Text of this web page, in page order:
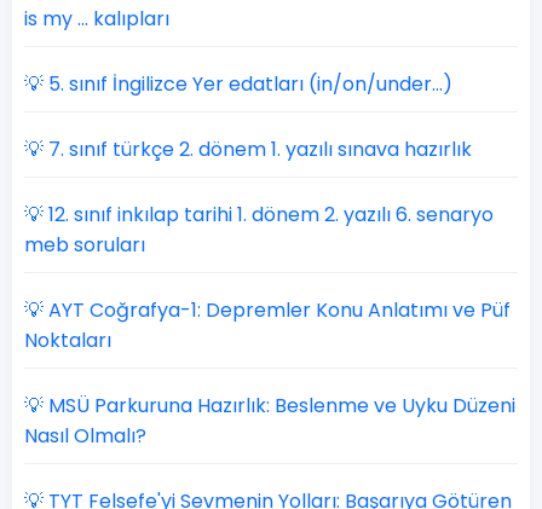
is my ... kalıpları
💡 5. sınıf İngilizce Yer edatları (in/on/under...)
💡 7. sınıf türkçe 2. dönem 1. yazılı sınava hazırlık
💡 12. sınıf inkılap tarihi 1. dönem 2. yazılı 6. senaryo
meb soruları
💡 AYT Coğrafya-1: Depremler Konu Anlatımı ve Püf
Noktaları
💡 MSÜ Parkuruna Hazırlık: Beslenme ve Uyku Düzeni
Nasıl Olmalı?
💡 TYT Felsefe'yi Sevmenin Yolları: Başarıya Götüren